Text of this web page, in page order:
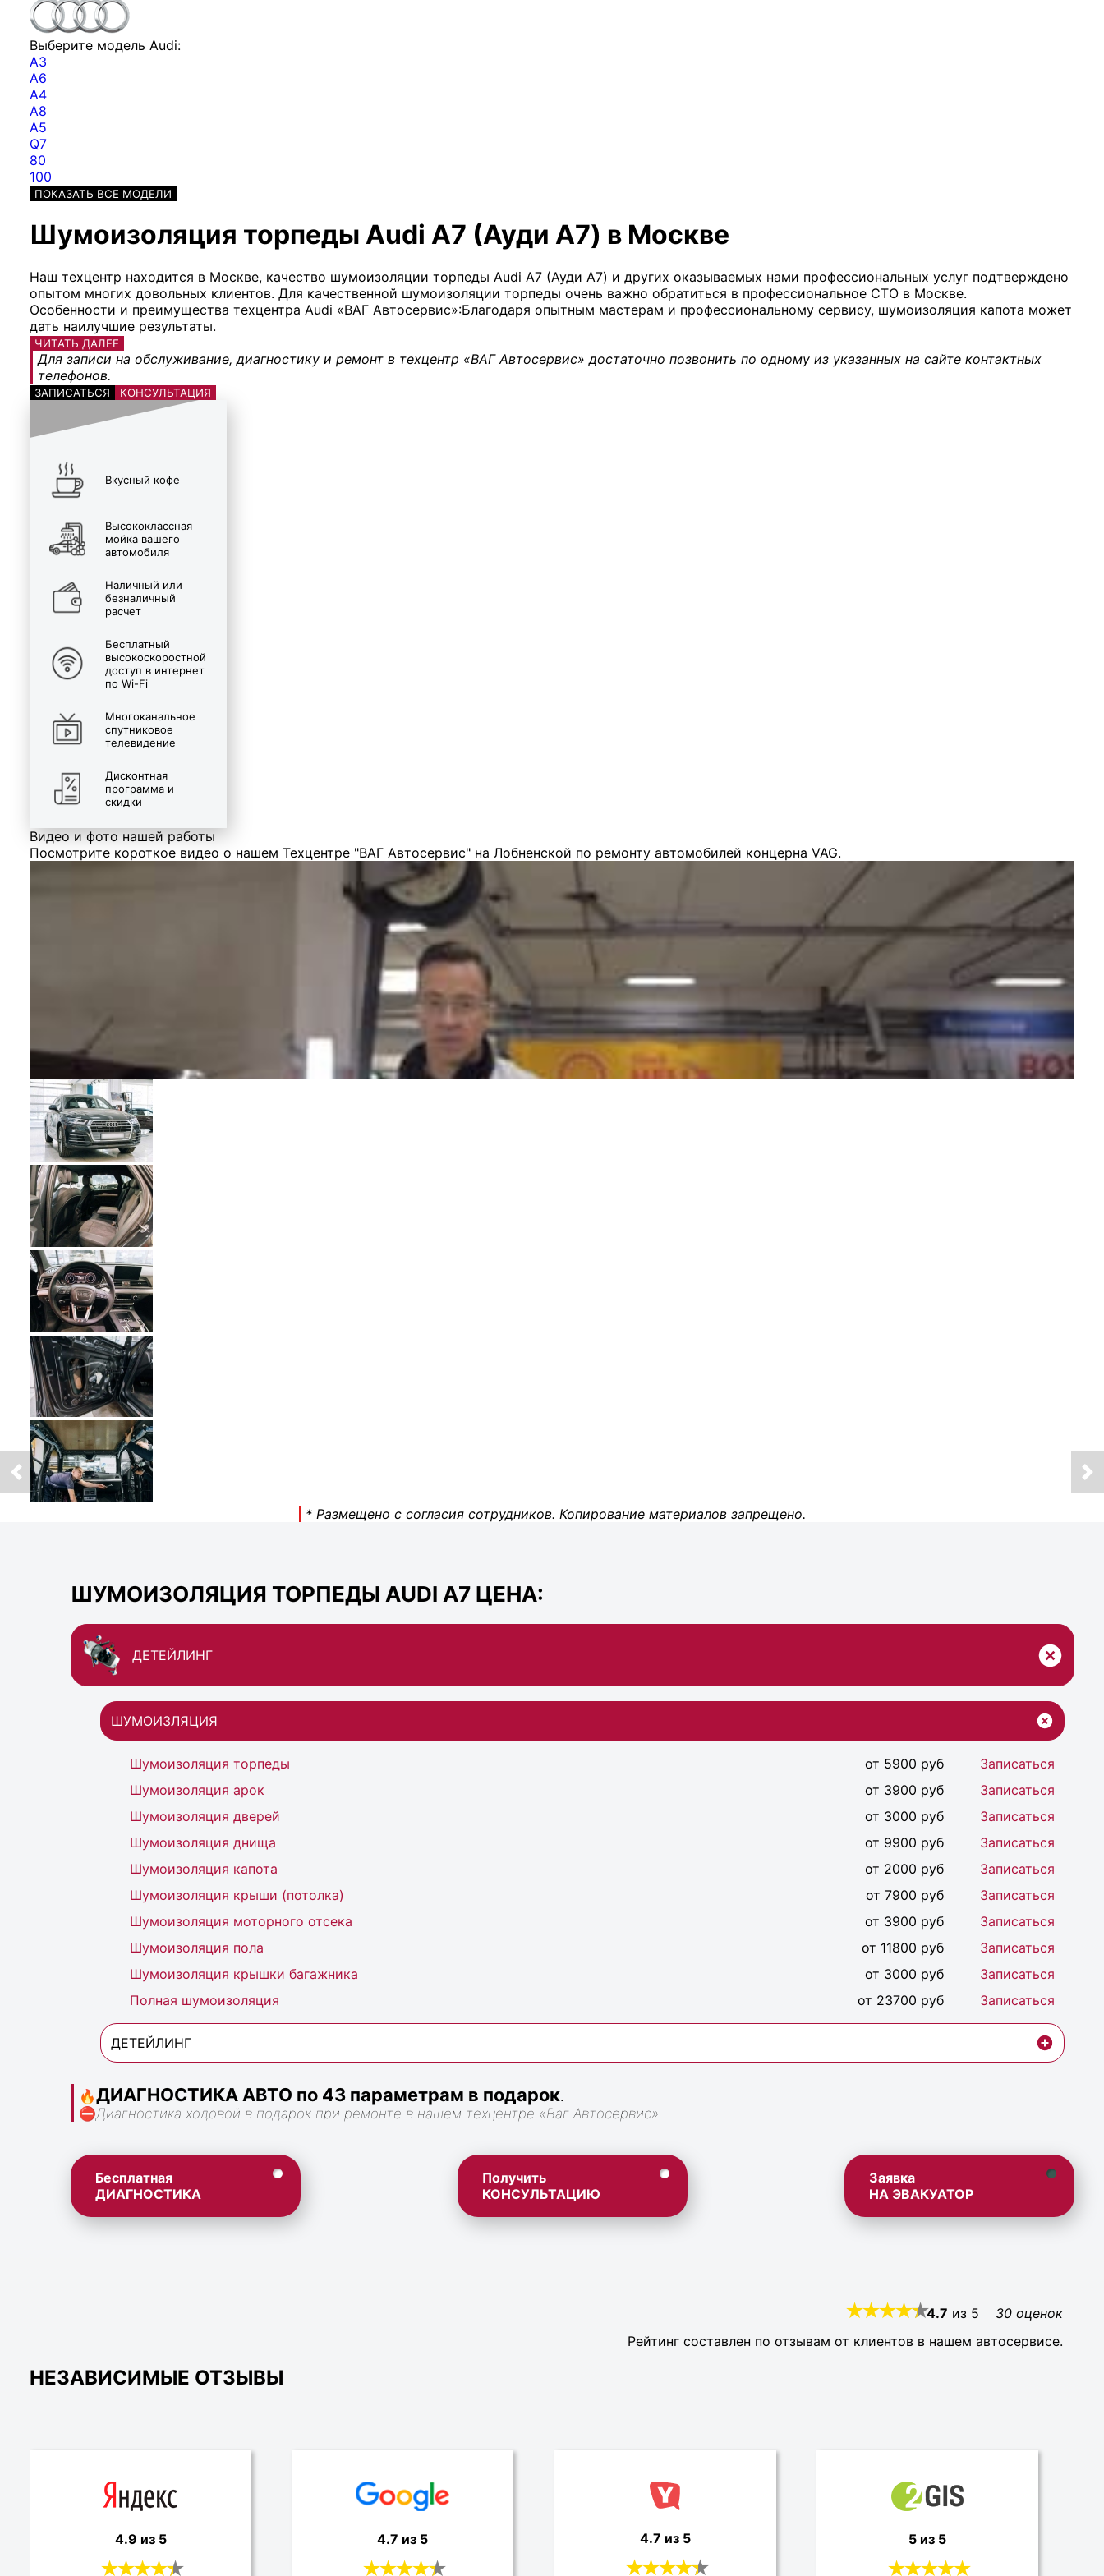
Выберите модель Audi:
A3
A6
A4
A8
A5
Q7
80
100
ПОКАЗАТЬ ВСЕ МОДЕЛИ
Шумоизоляция торпеды Audi A7 (Ауди А7) в Москве
Наш техцентр находится в Москве, качество шумоизоляции торпеды Audi A7 (Ауди А7) и других оказываемых нами профессиональных услуг подтверждено
опытом многих довольных клиентов. Для качественной шумоизоляции торпеды очень важно обратиться в профессиональное СТО в Москве.
Особенности и преимущества техцентра Audi «ВАГ Автосервис»:Благодаря опытным мастерам и профессиональному сервису, шумоизоляция капота может
дать наилучшие результаты.
ЧИТАТЬ ДАЛЕЕ
Для записи на обслуживание, диагностику и ремонт в техцентр «ВАГ Автосервис» достаточно позвонить по одному из указанных на сайте контактных
телефонов.
ЗАПИСАТЬСЯ КОНСУЛЬТАЦИЯ
Вкусный кофе
Высококлассная
мойка вашего
автомобиля
Наличный или
безналичный
расчет
Бесплатный
высокоскоростной
доступ в интернет
по Wi-Fi
Многоканальное
спутниковое
телевидение
Дисконтная
программа и
скидки
Видео и фото нашей работы
Посмотрите короткое видео о нашем Техцентре "ВАГ Автосервис" на Лобненской по ремонту автомобилей концерна VAG.
* Размещено с согласия сотрудников. Копирование материалов запрещено.
ШУМОИЗОЛЯЦИЯ ТОРПЕДЫ AUDI A7 ЦЕНА:
ДЕТЕЙЛИНГ
ШУМОИЗЛЯЦИЯ
Шумоизоляция торпеды от 5900 руб
Записаться
Шумоизоляция арок
от 3900 руб
Записаться
Шумоизоляция дверей
от 3000 руб
Записаться
Шумоизоляция днища
от 9900 руб
Записаться
Шумоизоляция капота
от 2000 руб
Записаться
Шумоизоляция крыши (потолка)
от 7900 руб
Записаться
Шумоизоляция моторного отсека
от 3900 руб
Записаться
Шумоизоляция пола
от 11800 руб
Записаться
Шумоизоляция крышки багажника
от 3000 руб
Записаться
Полная шумоизоляция
от 23700 руб Записаться
ДЕТЕЙЛИНГ
🔥ДИАГНОСТИКА АВТО по 43 параметрам в подарок.
⛔Диагностика ходовой в подарок при ремонте в нашем техцентре «Ваг Автосервис».
Бесплатная
ДИАГНОСТИКА
Получить
КОНСУЛЬТАЦИЮ
Заявка
НА ЭВАКУАТОР
4.7 из 5 30 оценок
Рейтинг составлен по отзывам от клиентов в нашем автосервисе.
НЕЗАВИСИМЫЕ ОТЗЫВЫ
4.9 из 5 4.7 из 5 4.7 из 5 5 из 5